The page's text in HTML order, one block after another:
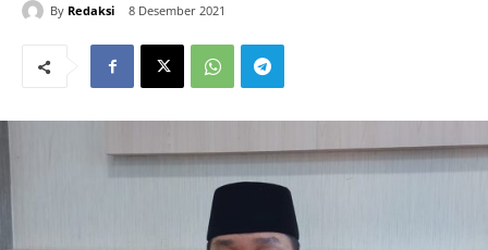
By Redaksi 8 Desember 2021